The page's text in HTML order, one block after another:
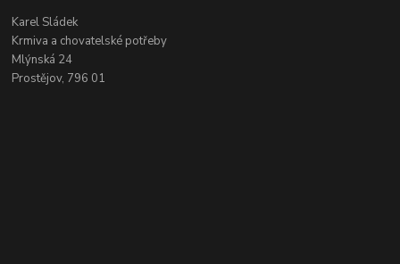
Karel Sládek
Krmiva a chovatelské potřeby
Mlýnská 24
Prostějov, 796 01